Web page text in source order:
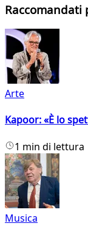
Raccomandati
Arte
Kapoor: «È lo
1 min di lettura
Musica